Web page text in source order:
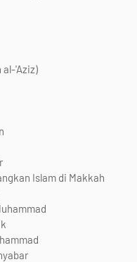
al-'Aziz)
Islam di Makkah